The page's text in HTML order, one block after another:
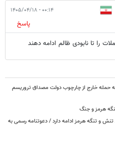
۰۰:۱۴ - ۱۴۰۵/۰۴/۱۸
پاسخ
را تا نابودی ظالم ادامه دهند
حمله خارج از چارچوب دولت مصداق تروریسم
هرمز و جنگ
تنش و تنگه هرمز ادامه دارد / دعوتنامه رسمی به